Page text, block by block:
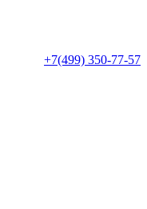
+7(499) 350-77-57